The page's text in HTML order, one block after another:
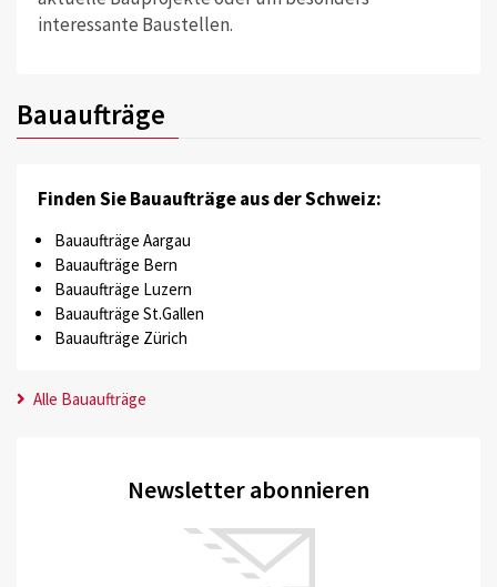
interessante Baustellen.
Bauaufträge
Finden Sie Bauaufträge aus der Schweiz:
Bauaufträge Aargau
Bauaufträge Bern
Bauaufträge Luzern
Bauaufträge St.Gallen
Bauaufträge Zürich
Alle Bauaufträge
Newsletter abonnieren